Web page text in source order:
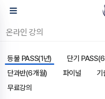
온라인 강의
등불 PASS(1년) 단기
단과반(6개월)
파이널 기
무료강의